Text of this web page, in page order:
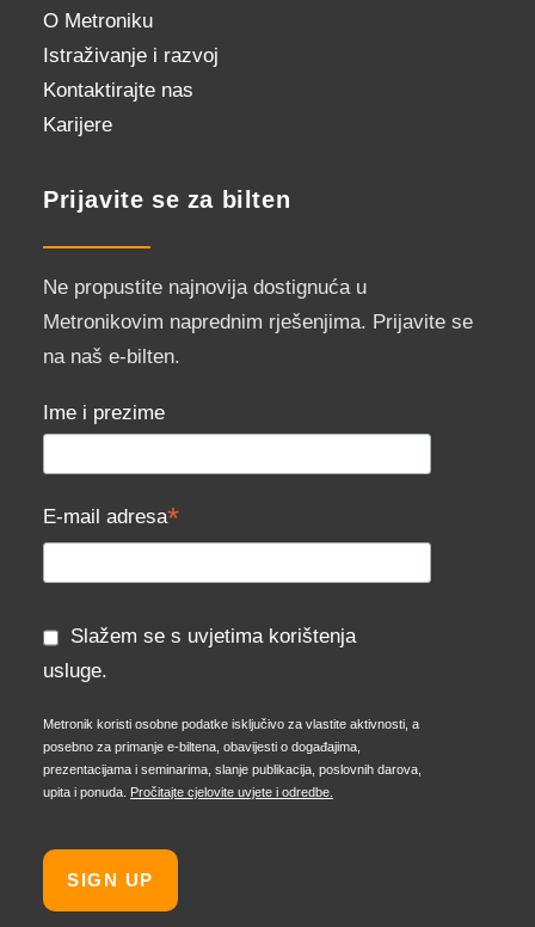
O Metroniku
Istraživanje i razvoj
Kontaktirajte nas
Karijere
Prijavite se za bilten
Ne propustite najnovija dostignuća u
Metronikovim naprednim rješenjima. Prijavite se
na naš e-bilten.
Ime i prezime
E-mail adresa*
Slažem se s uvjetima korištenja
usluge.
Metronik koristi osobne podatke isključivo za vlastite aktivnosti, a
posebno za primanje e-biltena, obavijesti o događajima,
prezentacijama i seminarima, slanje publikacija, poslovnih darova,
upita i ponuda.
Pročitajte cjelovite uvjete i odredbe.